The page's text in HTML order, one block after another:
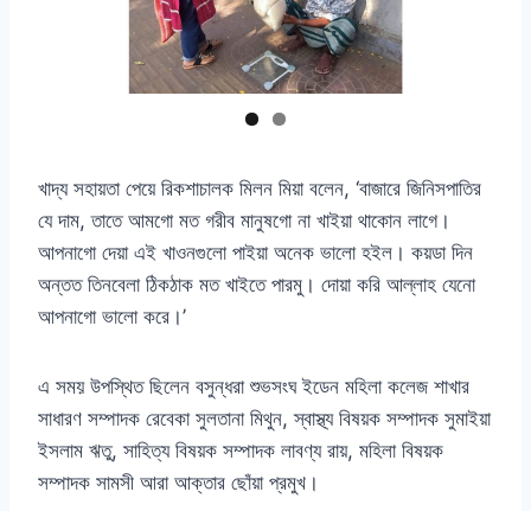
খাদ্য সহায়তা পেয়ে রিকশাচালক মিলন মিয়া বলেন, ‘বাজারে জিনিসপাতির
যে দাম, তাতে আমগো মত গরীব মানুষগো না খাইয়া থাকোন লাগে।
আপনাগো দেয়া এই খাওনগুলো পাইয়া অনেক ভালো হইল। কয়ডা দিন
অন্তত তিনবেলা ঠিকঠাক মত খাইতে পারমু। দোয়া করি আল্লাহ যেনো
আপনাগো ভালো করে।’
এ সময় উপস্থিত ছিলেন বসুন্ধরা শুভসংঘ ইডেন মহিলা কলেজ শাখার
সাধারণ সম্পাদক রেবেকা সুলতানা মিথুন, স্বাস্থ্য বিষয়ক সম্পাদক সুমাইয়া
ইসলাম ঋতু, সাহিত্য বিষয়ক সম্পাদক লাবণ্য রায়, মহিলা বিষয়ক
সম্পাদক সামসী আরা আক্তার ছোঁয়া প্রমুখ।